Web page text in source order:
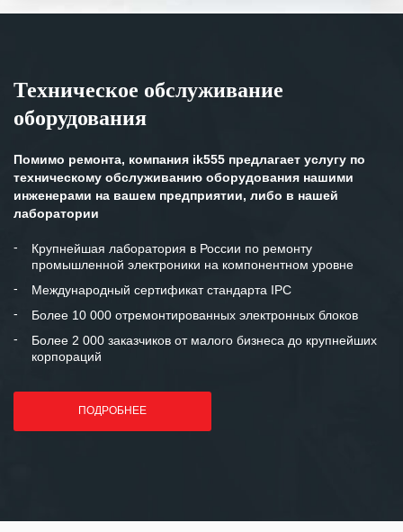
Особенно хочется отметить высокую
клиентоориентированность
готовность помочь в самых сложных
Мы высоко ценим сложившиеся
и доверительные партнерские
отношения и искренне желаем
«Инженерной компании «555» долгих
лет успеха и процветания.
Техническое обслуживание
оборудования
Помимо ремонта, компания ik555 предлагает услугу по
техническому обслуживанию оборудования нашими
инженерами на вашем предприятии, либо в нашей
лаборатории
Крупнейшая лаборатория в России по ремонту
промышленной электроники на компонентном уровне
Международный сертификат стандарта IPC
Более 10 000 отремонтированных электронных блоков
Более 2 000 заказчиков от малого бизнеса до крупнейших
корпораций
ПОДРОБНЕЕ